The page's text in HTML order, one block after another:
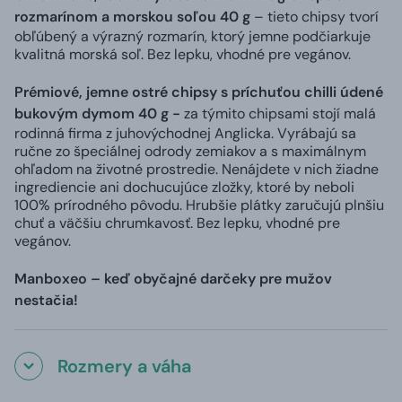
rozmarínom a morskou soľou 40 g – tieto chipsy tvorí
obľúbený a výrazný rozmarín, ktorý jemne podčiarkuje
kvalitná morská soľ. Bez lepku, vhodné pre vegánov.
Prémiové, jemne ostré chipsy s príchuťou chilli údené
bukovým dymom 40 g - za týmito chipsami stojí malá
rodinná firma z juhovýchodnej Anglicka. Vyrábajú sa
ručne zo špeciálnej odrody zemiakov a s maximálnym
ohľadom na životné prostredie. Nenájdete v nich žiadne
ingrediencie ani dochucujúce zložky, ktoré by neboli
100% prírodného pôvodu. Hrubšie plátky zaručujú plnšiu
chuť a väčšiu chrumkavosť. Bez lepku, vhodné pre
vegánov.
Manboxeo – keď obyčajné darčeky pre mužov
nestačia!
Rozmery a váha